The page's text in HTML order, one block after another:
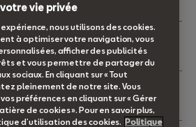
vie privée
nous utilisons des cookies.
à optimiser votre navigation, vous
afficher des publicités
et vous permettre de partager du
sociaux. En cliquant sur « Tout
pleinement de notre site. Vous
préférences en cliquant sur « Gérer
de cookies ». Pour en savoir plus,
d’utilisation des cookies. Politique